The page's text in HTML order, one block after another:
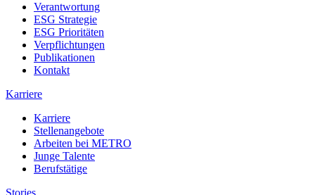
Verantwortung
ESG Strategie
ESG Prioritäten
Verpflichtungen
Publikationen
Kontakt
Karriere
Karriere
Stellenangebote
Arbeiten bei METRO
Junge Talente
Berufstätige
Stories